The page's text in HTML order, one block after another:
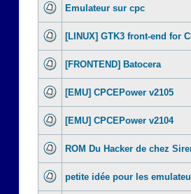
Emulateur sur cpc
[LINUX] GTK3 front-end for
[FRONTEND] Batocera
[EMU] CPCEPower v2105
[EMU] CPCEPower v2104
ROM Du Hacker de chez
petite idée pour les